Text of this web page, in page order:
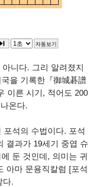
니다. 그리 알려졌지
을 기록한『御城碁譜
이른 시기, 적어도 200
온다.
포석의 수법이다. 포석
결과가 19세기 중엽 슈
둔 것인데, 의미는 귀
아마 문용직칼럼 [포석
다.